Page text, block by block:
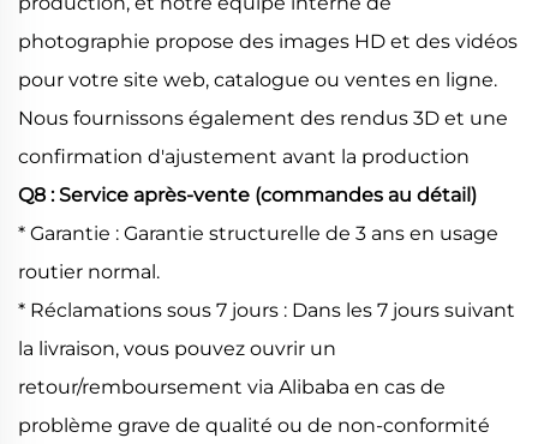
photographie propose des images HD et des vidéos
pour votre site web, catalogue ou ventes en ligne.
Nous fournissons également des rendus 3D et une
confirmation d'ajustement avant la production
Q8 : Service après-vente (commandes au détail)
* Garantie : Garantie structurelle de 3 ans en usage
routier normal.
* Réclamations sous 7 jours : Dans les 7 jours suivant
la livraison, vous pouvez ouvrir un
retour/remboursement via Alibaba en cas de
problème grave de qualité ou de non-conformité